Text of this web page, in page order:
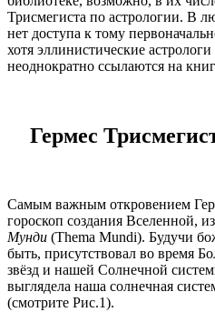
Трисмегиста по астрологии. В
нет доступа к тому
хотя эллинистические
неоднократно ссылаются на
Гермес
Самым важным откровением
гороскоп создания Вселенной,
Мунди (Thema Mundi). Будучи
быть, присутствовал во время
звёзд и нашей Солнечной
выглядела наша солнечная
(смотрите Рис.1).